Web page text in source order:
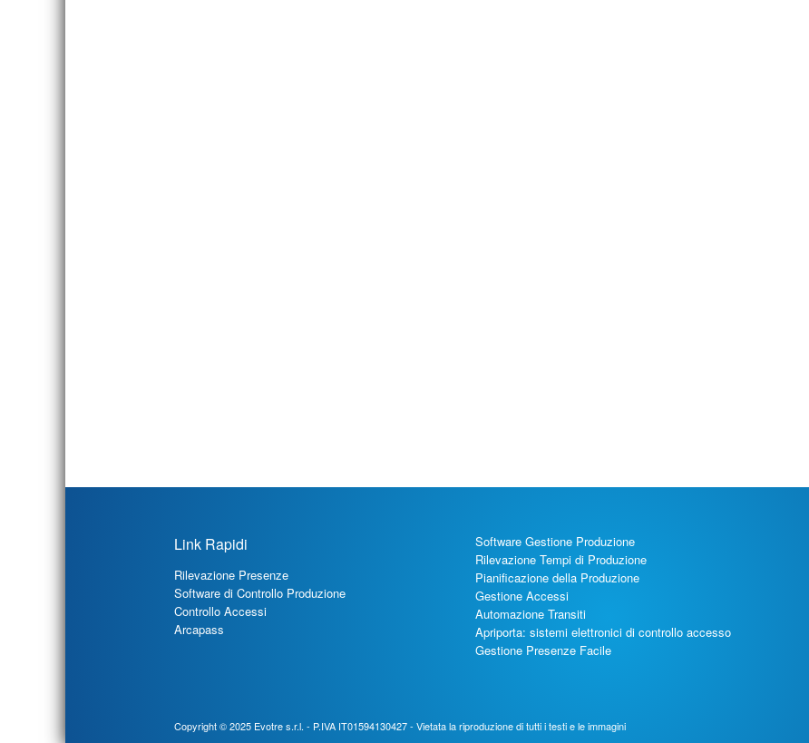
Link Rapidi
Rilevazione Presenze
Software di Controllo Produzione
Controllo Accessi
Arcapass
Software Gestione Produzione
Rilevazione Tempi di Produzione
Pianificazione della Produzione
Gestione Accessi
Automazione Transiti
Apriporta: sistemi elettronici di controllo accesso
Gestione Presenze Facile
Copyright © 2025 Evotre s.r.l. - P.IVA IT01594130427 - Vietata la riproduzione di tutti i testi e le immagini